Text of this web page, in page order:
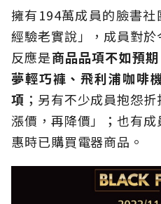
擁有194萬成員的臉書社
經驗老實說」，成員對
反應是商品品項不如預
夢輕巧褲、飛利浦咖啡
項 ；另有不少成員抱怨
漲價，再降價」；也有
惠時已購買電器商品。